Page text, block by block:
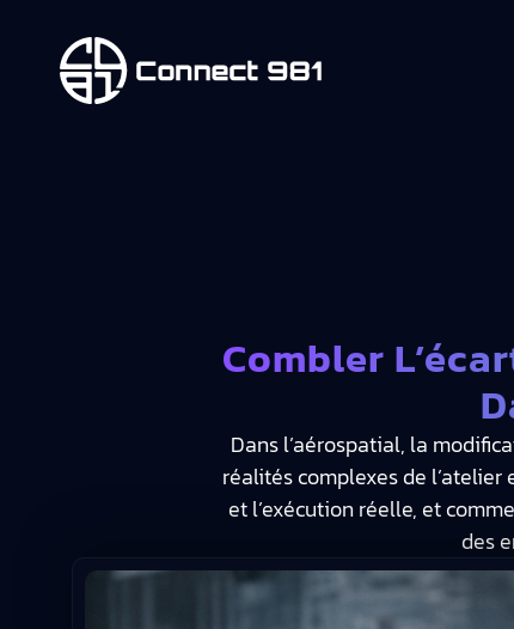
Combler
Dans l’aérospatial, la
réalités complexes de
et l’exécution réelle, et
des